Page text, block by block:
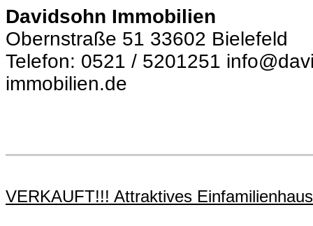
Davidsohn Immobilien
Obernstraße 51 33602 Bielefeld
Telefon: 0521 / 5201251
immobilien.de
VERKAUFT!!! Attraktives